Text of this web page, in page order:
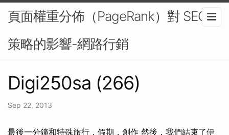
頁面權重分佈（PageRank）對 SEO
策略的影響-網路行銷
Digi250sa (266)
Sep 22, 2013
最後一分鐘和特殊旅行，假期，創作 然後，我們結束了伊